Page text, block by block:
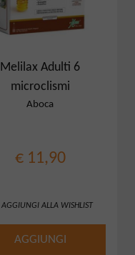
Melilax Adulti 6
microclismi
Aboca
€ 11,90
AGGIUNGI ALLA WISHLIST
AGGIUNGI